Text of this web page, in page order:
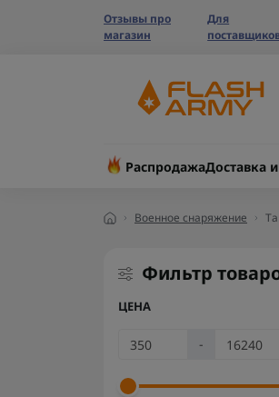
Отзывы про
магазин
Для
РаспродажаДоставка
Военное снаряжение
Фильтр
ЦЕНА
-